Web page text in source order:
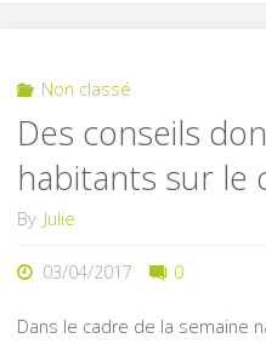
vers
zéro
pesticide »"
Non classé
Des conseils
habitants sur le
By Julie
03/04/2017 0
Dans le cadre de la semaine